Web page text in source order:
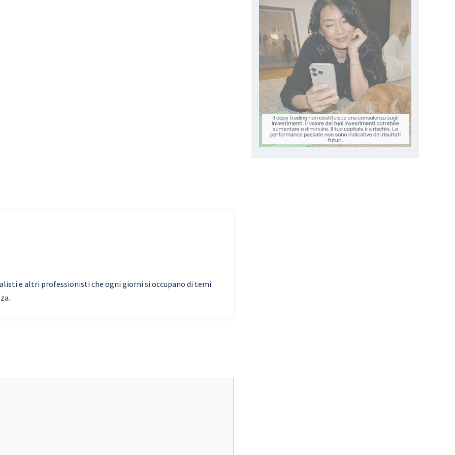
e altri professionisti che ogni giorni si occupano di temi